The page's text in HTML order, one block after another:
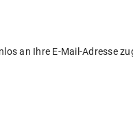
an Ihre E-Mail-Adresse